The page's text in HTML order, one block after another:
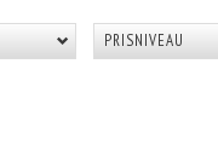
POPULÆR
PRISNIVEAU